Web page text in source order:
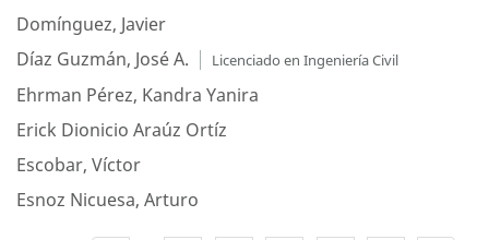
Domínguez, Javier
Díaz Guzmán, José A.
Licenciado en Ingeniería Civil
Ehrman Pérez, Kandra Yanira
Erick Dionicio Araúz Ortíz
Escobar, Víctor
Esnoz Nicuesa, Arturo